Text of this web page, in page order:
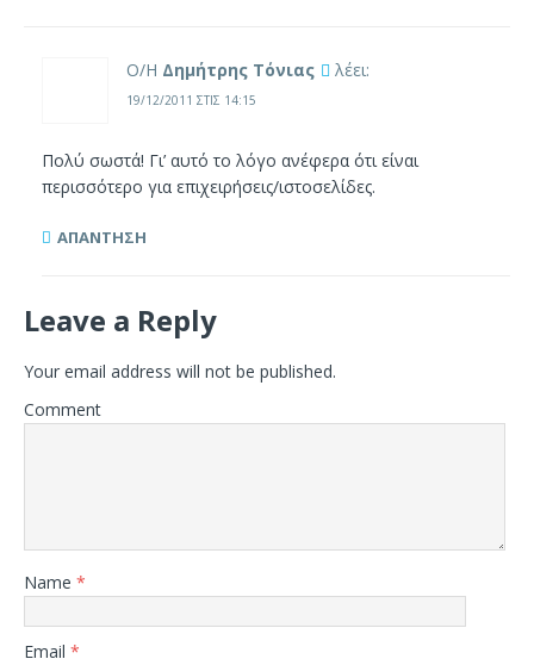
Ο/Η Δημήτρης Τόνιας λέει:
19/12/2011 ΣΤΙΣ 14:15
Πολύ σωστά! Γι’ αυτό το λόγο ανέφερα ότι είναι
περισσότερο για επιχειρήσεις/ιστοσελίδες.
ΑΠΆΝΤΗΣΗ
Leave a Reply
Your email address will not be published.
Comment
Name *
Email *